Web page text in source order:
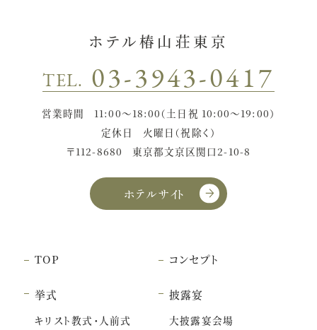
ホテル椿山荘東京
TEL. 03-3943-0417
営業時間
11:00〜18:00（土日祝 10:00〜19:00）
定休日
火曜日（祝除く）
〒112-8680
東京都文京区関口2-10-8
ホテルサイト
TOP コンセプト
挙式
キリスト教式・人前式
披露宴
大披露宴会場